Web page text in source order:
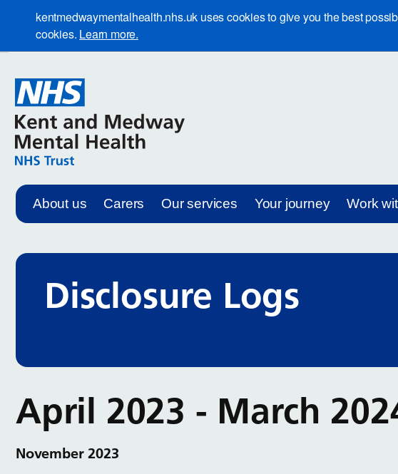
kentmedwaymentalhealth.nhs.uk uses cookies to give you the best
cookies. Learn more.
About us Carers Our services Your journey Work
Disclosure Logs
April 2023 - March
November 2023